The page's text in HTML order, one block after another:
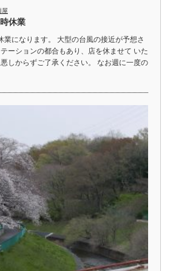
屋
休業
業になります。 大型の台風の接近が予想さ
ーションの都合もあり、店を休ませて いた
しからずご了承ください。 なお週に一度の